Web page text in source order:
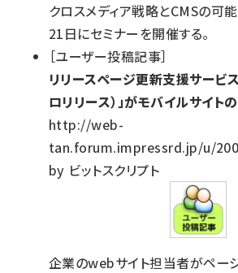
クロスメディア戦略とCMSの可能
21日にセミナーを開催する。
［ユーザー投稿記事］
リリースページ更新支援サービ
ロリリース）」がモバイルサイ
http://web-
tan.forum.impressrd.jp/u/
by ビットスクリプト
企業のwebサイト担当者がペー